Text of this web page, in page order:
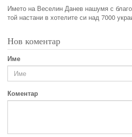
Името на Веселин Данев нашумя с
той настани в хотелите си над 7000
Нов коментар
Име
Коментар